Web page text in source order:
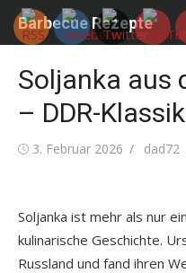
Skip
Barbecue Rezepte
Soljanka aus
– DDR-
Posted
3. Februar 2026 Author
dad72
Soljanka ist mehr als nur
kulinarische Geschichte.
Russland und fand ihren